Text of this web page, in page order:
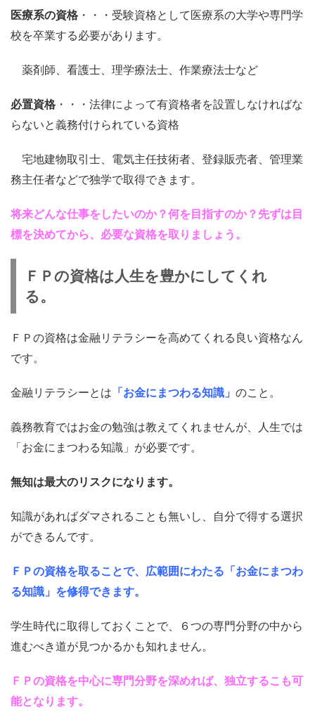
医療系の資格 ・・・受験資格として医療系の大学や専門学
校を卒業する必要があります。
薬剤師、看護士、理学療法士、作業療法士など
必置資格 ・・・法律によって有資格者を設置しなければな
らないと義務付けられている資格
宅地建物取引士、電気主任技術者、登録販売者、管理業
務主任者などで独学で取得できます。
将来どんな仕事をしたいのか？何を目指すのか？先ずは目
標を決めてから、必要な資格を取りましょう。
ＦＰの資格は人生を豊かにしてくれ
る。
ＦＰの資格は金融リテラシーを高めてくれる良い資格なん
です。
金融リテラシーとは 「お金にまつわる知識」 のこと。
義務教育ではお金の勉強は教えてくれませんが、人生では
「お金にまつわる知識」が必要です。
無知は最大のリスクになります。
知識があればダマされることも無いし、自分で得する選択
ができるんです。
ＦＰの資格を取ることで、広範囲にわたる「お金にまつわ
る知識」を修得できます。
学生時代に取得しておくことで、６つの専門分野の中から
進むべき道が見つかるかも知れません。
ＦＰの資格を中心に専門分野を深めれば、独立するこも可
能となります。